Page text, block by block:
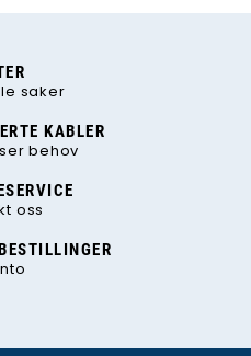
saker
KABLER
behov
oss